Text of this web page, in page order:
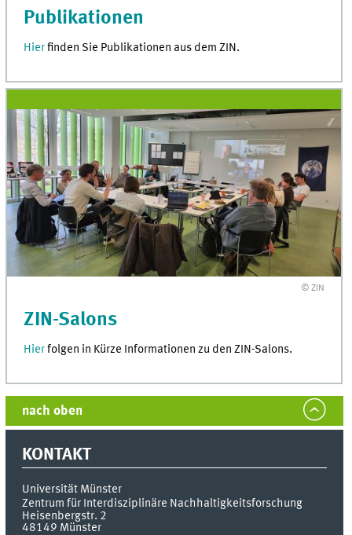
Publikationen
Hierfinden Sie Publikationen aus dem ZIN.
© ZIN
ZIN-Salons
Hierfolgen in Kürze Informationen zu den ZIN-Salons.
nach oben
KONTAKT
Universität Münster
Zentrum für Interdisziplinäre Nachhaltigkeitsforschung
Heisenbergstr. 2
48149 Münster